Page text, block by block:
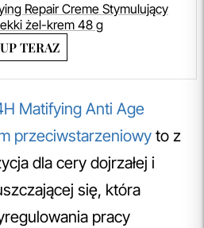
Repair Creme Stymulujący
żel-krem 48 g
TERAZ
Matifying Anti Age
przeciwstarzeniowy to z
dla cery dojrzałej i
się, która
pracy